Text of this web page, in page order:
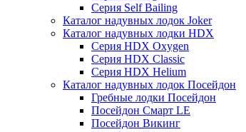
Серия Self Bailing
Каталог надувных лодок Joker
Каталог надувных лодки HDX
Серия HDX Oxygen
Серия HDX Classic
Серия HDX Helium
Каталог надувных лодок Посейдон
Гребные лодки Посейдон
Посейдон Смарт LE
Посейдон Викинг